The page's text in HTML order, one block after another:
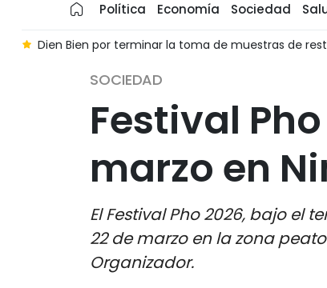
Política Economía Sociedad
Dien Bien por terminar la toma de muestras de
SOCIEDAD
Festival
marzo en
El Festival Pho 2026, bajo el
22 de marzo en la zona
Organizador.